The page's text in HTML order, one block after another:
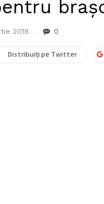
2018 0
Distribuiți pe Twitter